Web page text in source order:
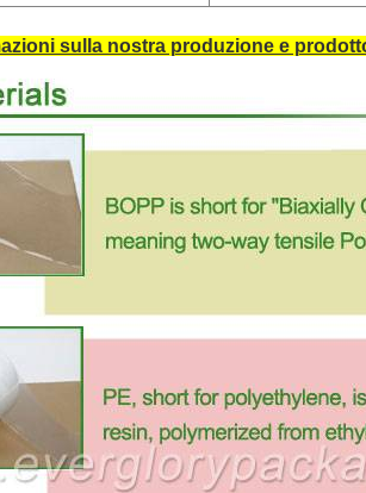
sulla nostra produzione e